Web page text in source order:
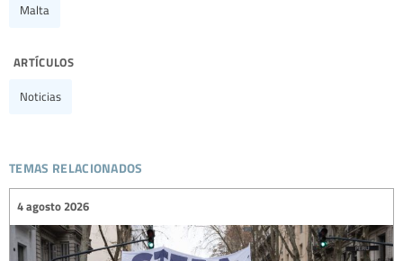
Malta
artículos
Noticias
temas relacionados
4 agosto 2026